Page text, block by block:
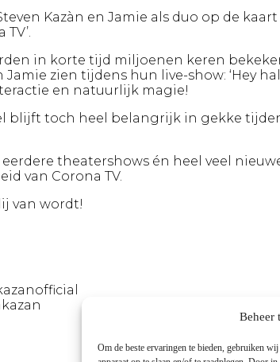
Beheer
Om de beste ervaringen te bieden, gebruiken
Kazàn en Jamie als duo op de
in korte tijd miljoenen keren
zien tijdens hun live-show: ‘Hey
en natuurlijk magie!
blijft toch heel belangrijk in gekke
eerdere theatershows én heel veel
van Corona TV.
van wordt!